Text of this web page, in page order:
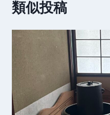
ョ
類似投稿